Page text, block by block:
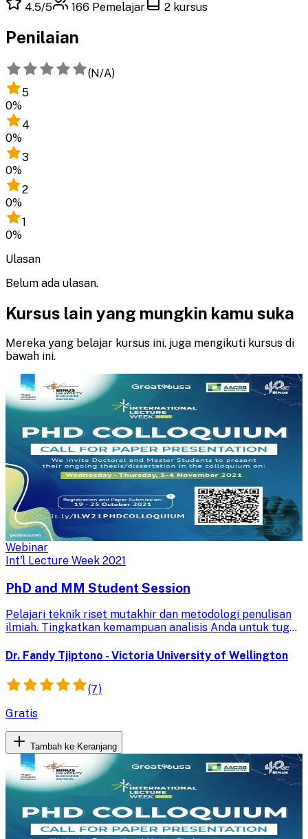
4.5/5 166 Pemelajar 2 kursus
Penilaian
(N/A)
5
0%
4
0%
3
0%
2
0%
1
0%
Ulasan
Belum ada ulasan.
Kursus lain yang mungkin kamu suka
Mereka yang belajar kursus ini, juga mengikuti kursus di
bawah ini.
Webinar
Int'l Lecture Week 2021
PhD and MM Student Session
Pelajari teknik riset mutakhir dan metodologi penulisan
ilmiah. Tingkatkan kemampuan analisis Anda untuk tugas
Dr. Fandy Tjiptono - Victoria University of Wellington
(7)
Gratis
Tambah ke Keranjang